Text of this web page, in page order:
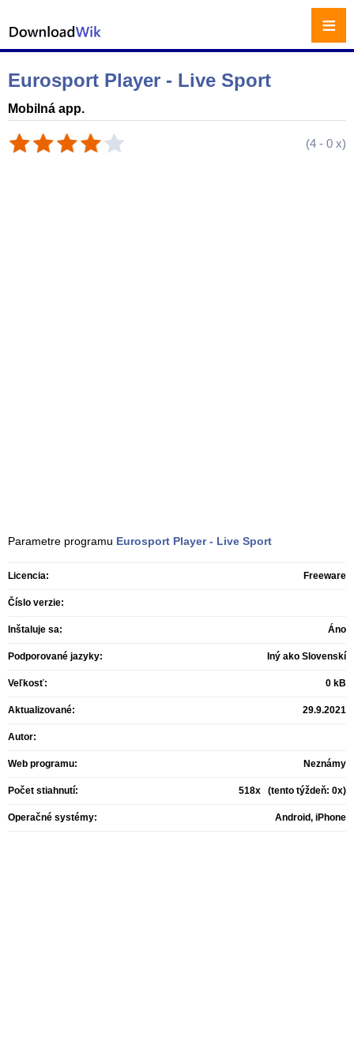
Eurosport Player - Live Sport
Mobilná app.
(4 - 0 x)
Parametre programu Eurosport Player - Live Sport
Licencia: Freeware
Číslo verzie:
Inštaluje sa: Áno
Podporované jazyky: Iný ako Slovenskí
Veľkosť: 0 kB
Aktualizované: 29.9.2021
Autor:
Web programu: Neznámy
Počet stiahnutí: 518x (tento týždeň: 0x)
Operačné systémy: Android, iPhone
≡